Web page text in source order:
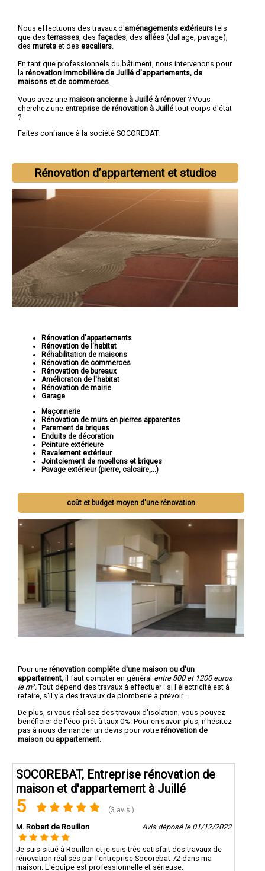
Nous effectuons des travaux d'aménagements extérieurstels
que desterrasses , des façades , des allées (dallage, pavage),
des murets et des escaliers
En tant que professionnels du bâtiment, nous intervenons pour
la rénovation immobilière de Juillé d'appartements, de
maisons et de commerces
Vous avez une maison ancienne à Juillé à rénover? Vous
cherchez une entreprise de rénovation à Juillétout corps d'état
?
Faites confiance à la société SOCOREBAT.
Rénovation d’appartement et studios
Rénovation d'appartements
Rénovation de l'habitat
Réhabilitation de maisons
Rénovation de commerces
Rénovation de bureaux
Amélioraton de l'habitat
Rénovation de mairie
Garage
Maçonnerie
Rénovation de murs en pierres apparentes
Parement de briques
Enduits de décoration
Peinture extérieure
Ravalement extérieur
Jointoiement de moellons et briques
Pavage extérieur (pierre, calcaire,...)
coût et budget moyen d'une rénovation
Pour une rénovation complête d'une maison ou d'un
appartement , il faut compter en général entre 800 et 1200 euros
le m². Tout dépend des travaux à effectuer : si l'électricité est à
refaire, s'il y a des travaux de plomberie à prévoir...
De plus, si vous réalisez des travaux d'isolation, vous pouvez
bénéficier de l'éco-prêt à taux 0%. Pour en savoir plus, n'hésitez
pas à nous demander un devis pour votre rénovation de
maison ou appartement
SOCOREBAT, Entreprise rénovation de
maison et d'appartement à Juillé
5 (3 avis )
M. Robert de Rouillon Avis déposé le 01/12/2022
Je suis situé à Rouillon et je suis très satisfait des travaux de
rénovation réalisés par l'entreprise Socorebat 72 dans ma
maison. L'équipe est professionnelle et sérieuse.